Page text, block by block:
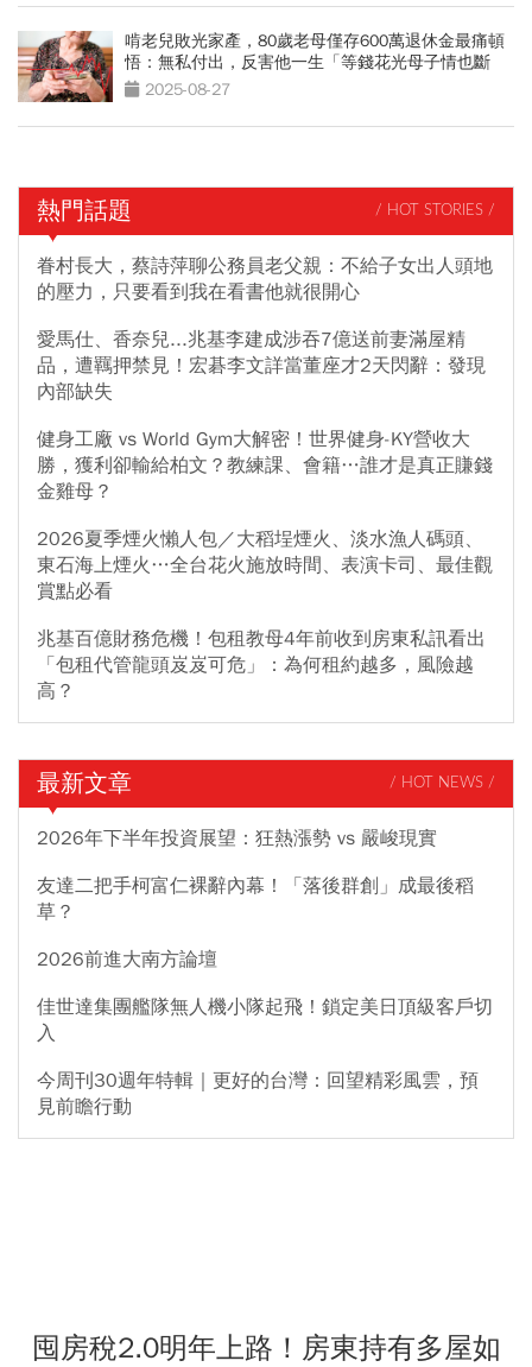
啃老兒敗光家產，80歲老母僅存600萬退休金最痛頓
悟：無私付出，反害他一生「等錢花光母子情也斷
了」2025-08-27
熱門話題 / HOT STORIES /
眷村長大，蔡詩萍聊公務員老父親：不給子女出人頭地
的壓力，只要看到我在看書他就很開心
愛馬仕、香奈兒...兆基李建成涉吞7億送前妻滿屋精
品，遭羈押禁見！宏碁李文詳當董座才2天閃辭：發現
內部缺失
健身工廠 vs World Gym大解密！世界健身-KY營收大
勝，獲利卻輸給柏文？教練課、會籍…誰才是真正賺錢
金雞母？
2026夏季煙火懶人包／大稻埕煙火、淡水漁人碼頭、
東石海上煙火…全台花火施放時間、表演卡司、最佳觀
賞點必看
兆基百億財務危機！包租教母4年前收到房東私訊看出
「包租代管龍頭岌岌可危」：為何租約越多，風險越
高？
最新文章 / HOT NEWS /
2026年下半年投資展望：狂熱漲勢 vs 嚴峻現實
友達二把手柯富仁裸辭內幕！「落後群創」成最後稻
草？
2026前進大南方論壇
佳世達集團艦隊無人機小隊起飛！鎖定美日頂級客戶切
入
今周刊30週年特輯｜更好的台灣：回望精彩風雲，預
見前瞻行動
囤房稅2.0明年上路！房東持有多屋如